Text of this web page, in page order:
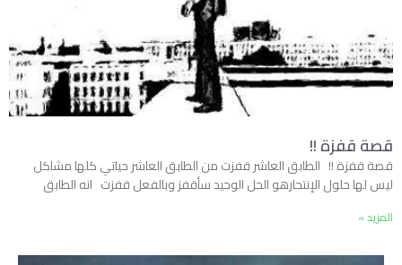
قصة قفزة !!
قصة قفزة !! الطابق العاشر قفزت من الطابق العاشر حياتي كلها مشاكل
ليس لها حلول الإنتحارهو الحل الوحيد سأقفز وبالفعل قفزت انه الطابق
المزيد »